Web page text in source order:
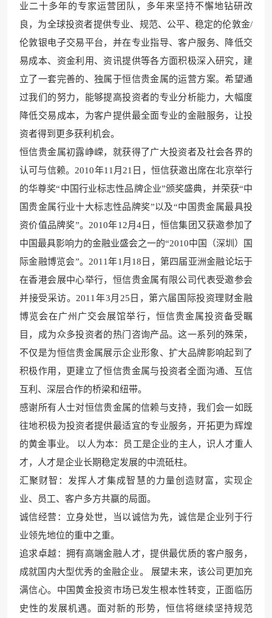
业二十多年的专家运营团队，多年来坚持不懈地钻研改
良，为全球投资者提供专业、规范、公平、稳定的伦敦金/
伦敦银电子交易平台，并在专业指导、客户服务、降低交
易成本、资金利用、资讯提供等各方面积极深入研究，建
立了一套完善的、独属于恒信贵金属的运营方案。希望通
过我们的努力，能够提高投资者的专业分析能力，大幅度
降低交易成本，为客户提供最全面专业的金融服务，让投
资者得到更多获利机会。
恒信贵金属初露峥嵘，就获得了广大投资者及社会各界的
认可与信赖。2010年11月21日，恒信获邀出席在北京举行
的华尊奖“中国行业标志性品牌企业”颁奖盛典，并荣获“中
国贵金属行业十大标志性品牌奖”以及“中国贵金属最具投
资价值品牌奖”。2010年12月4日，恒信集团又获邀参加了
中国最具影响力的金融业盛会之一的“2010中国（深圳）国
际金融博览会”。2011年1月18日，第四届亚洲金融论坛于
在香港会展中心举行，恒信贵金属有限公司代表受邀参会
并接受采访。2011年3月25日，第六届国际投资理财金融
博览会在广州广交会展馆举行，恒信贵金属投资备受瞩
目，成为众多投资者的热门咨询产品。这一系列的殊荣，
不仅是为恒信贵金属展示企业形象、扩大品牌影响起到了
积极作用，更建立了恒信贵金属与投资者全面沟通、互信
互利、深层合作的桥梁和纽带。
感谢所有人士对恒信贵金属的信赖与支持，我们会一如既
往地积极为投资者提供最适宜的专业服务，开拓更为辉煌
的黄金事业。 以人为本：员工是企业的主人，识人才重人
才，人才是企业长期稳定发展的中流砥柱。
汇聚财智：发挥人才集成智慧的力量创造财富，实现企
业、员工、客户多方共赢的局面。
诚信经营：立身处世，当以诚信为先，诚信是企业列于行
业领先地位的重中之重。
追求卓越：拥有高端金融人才，提供最优质的客户服务，
成就国内大型优秀的金融企业。 展望未来，该公司更加充
满信心。中国黄金投资市场已发生根本性转变，正面临历
史性的发展机遇。面对新的形势，恒信将继续坚持规范